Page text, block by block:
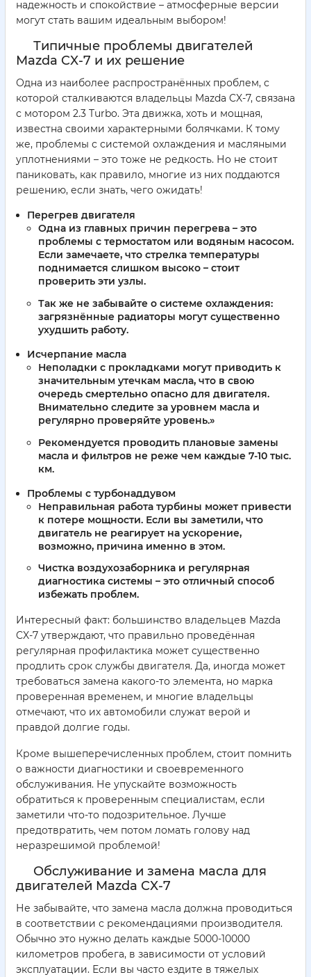
надежность и спокойствие – атмосферные версии
могут стать вашим идеальным выбором!
Типичные проблемы двигателей
Mazda CX-7 и их решение
Одна из наиболее распространённых проблем, с
которой сталкиваются владельцы Mazda CX-7, связана
с мотором 2.3 Turbo. Эта движка, хоть и мощная,
известна своими характерными болячками. К тому
же, проблемы с системой охлаждения и масляными
уплотнениями – это тоже не редкость. Но не стоит
паниковать, как правило, многие из них поддаются
решению, если знать, чего ожидать!
Перегрев двигателя
Одна из главных причин перегрева – это
проблемы с термостатом или водяным насосом.
Если замечаете, что стрелка температуры
поднимается слишком высоко – стоит
проверить эти узлы.
Так же не забывайте о системе охлаждения:
загрязнённые радиаторы могут существенно
ухудшить работу.
Исчерпание масла
Неполадки с прокладками могут приводить к
значительным утечкам масла, что в свою
очередь смертельно опасно для двигателя.
Внимательно следите за уровнем масла и
регулярно проверяйте уровень.»
Рекомендуется проводить плановые замены
масла и фильтров не реже чем каждые 7-10 тыс.
км.
Проблемы с турбонаддувом
Неправильная работа турбины может привести
к потере мощности. Если вы заметили, что
двигатель не реагирует на ускорение,
возможно, причина именно в этом.
Чистка воздухозаборника и регулярная
диагностика системы – это отличный способ
избежать проблем.
Интересный факт: большинство владельцев Mazda
CX-7 утверждают, что правильно проведённая
регулярная профилактика может существенно
продлить срок службы двигателя. Да, иногда может
требоваться замена какого-то элемента, но марка
проверенная временем, и многие владельцы
отмечают, что их автомобили служат верой и
правдой долгие годы.
Кроме вышеперечисленных проблем, стоит помнить
о важности диагностики и своевременного
обслуживания. Не упускайте возможность
обратиться к проверенным специалистам, если
заметили что-то подозрительное. Лучше
предотвратить, чем потом ломать голову над
неразрешимой проблемой!
Обслуживание и замена масла для
двигателей Mazda CX-7
Не забывайте, что замена масла должна проводиться
в соответствии с рекомендациями производителя.
Обычно это нужно делать каждые 5000-10000
километров пробега, в зависимости от условий
эксплуатации. Если вы часто ездите в тяжелых